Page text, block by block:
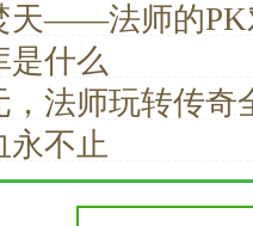
天——法师的PK
是什么
法师玩转传奇
永不止